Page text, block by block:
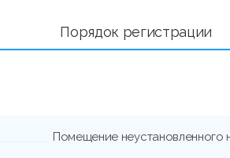
Порядок регистрации
Помещение неустановленного